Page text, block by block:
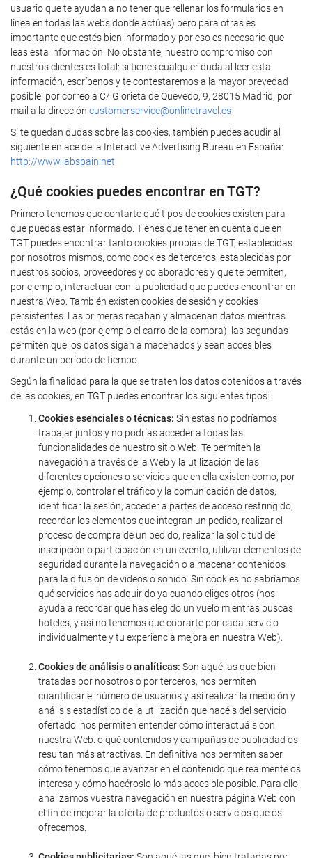
usuario que te ayudan a no tener que rellenar los formularios en
línea en todas las webs donde actúas) pero para otras es
importante que estés bien informado y por eso es necesario que
leas esta información. No obstante, nuestro compromiso con
nuestros clientes es total: si tienes cualquier duda al leer esta
información, escríbenos y te contestaremos a la mayor brevedad
posible: por correo a C/ Glorieta de Quevedo, 9, 28015 Madrid, por
mail a la dirección customerservice@onlinetravel.es
Si te quedan dudas sobre las cookies, también puedes acudir al
siguiente enlace de la Interactive Advertising Bureau en España:
http://www.iabspain.net
¿Qué cookies puedes encontrar en TGT?
Primero tenemos que contarte qué tipos de cookies existen para
que puedas estar informado. Tienes que tener en cuenta que en
TGT puedes encontrar tanto cookies propias de TGT, establecidas
por nosotros mismos, como cookies de terceros, establecidas por
nuestros socios, proveedores y colaboradores y que te permiten,
por ejemplo, interactuar con la publicidad que puedes encontrar en
nuestra Web. También existen cookies de sesión y cookies
persistentes. Las primeras recaban y almacenan datos mientras
estás en la web (por ejemplo el carro de la compra), las segundas
permiten que los datos sigan almacenados y sean accesibles
durante un período de tiempo.
Según la finalidad para la que se traten los datos obtenidos a través
de las cookies, en TGT puedes encontrar los siguientes tipos:
Cookies esenciales o técnicas: Sin estas no podríamos
trabajar juntos y no podrías acceder a todas las
funcionalidades de nuestro sitio Web. Te permiten la
navegación a través de la Web y la utilización de las
diferentes opciones o servicios que en ella existen como, por
ejemplo, controlar el tráfico y la comunicación de datos,
identificar la sesión, acceder a partes de acceso restringido,
recordar los elementos que integran un pedido, realizar el
proceso de compra de un pedido, realizar la solicitud de
inscripción o participación en un evento, utilizar elementos de
seguridad durante la navegación o almacenar contenidos
para la difusión de videos o sonido. Sin cookies no sabríamos
qué servicios has adquirido ya cuando eliges otros (nos
ayuda a recordar que has elegido un vuelo mientras buscas
hoteles, y así no tenemos que cobrarte por cada servicio
individualmente y tu experiencia mejora en nuestra Web).
Cookies de análisis o analíticas: Son aquéllas que bien
tratadas por nosotros o por terceros, nos permiten
cuantificar el número de usuarios y así realizar la medición y
análisis estadístico de la utilización que hacéis del servicio
ofertado: nos permiten entender cómo interactuáis con
nuestra Web. o qué contenidos y campañas de publicidad os
resultan más atractivas. En definitiva nos permiten saber
cómo tenemos que avanzar en el contenido que realmente os
interesa y cómo hacéroslo lo más accesible posible. Para ello,
analizamos vuestra navegación en nuestra página Web con
el fin de mejorar la oferta de productos o servicios que os
ofrecemos.